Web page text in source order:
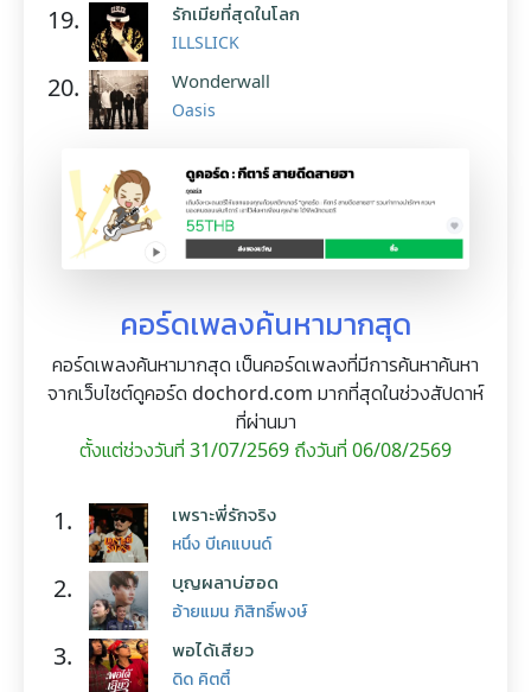
19. รักเมียที่สุดในโลก
ILLSLICK
20. Wonderwall
Oasis
คอร์ดเพลงค้นหามากสุด
คอร์ดเพลงค้นหามากสุด เป็นคอร์ดเพลงที่มีการค้นหาค้นหา
จากเว็บไซต์ดูคอร์ด dochord.com มากที่สุดในช่วงสัปดาห์
ที่ผ่านมา
ตั้งแต่ช่วงวันที่ 31/07/2569 ถึงวันที่ 06/08/2569
1. เพราะพี่รักจริง
หนึ่ง บีเคแบนด์
2. บุญผลาบ่ฮอด
อ้ายแมน ภิสิทธิ์พงษ์
3. พอได้เสียว
ดิด คิตตี้